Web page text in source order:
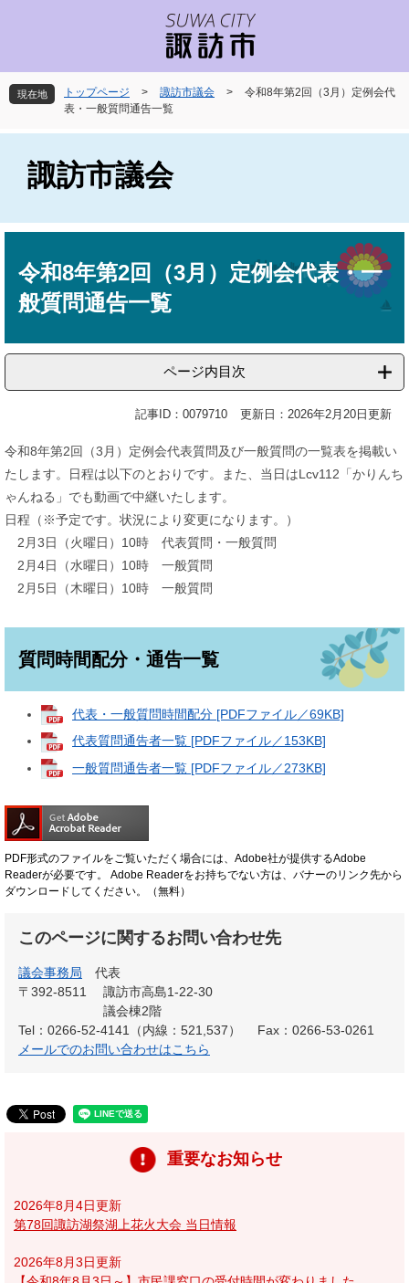
先
頭
を
飛
へ
現在地 トップページ > 諏訪市議会 >
令和8年第2回（3月）定例会代
表・一般質問通告一覧
諏訪市議会
令和8年第2回（3月）定例会代表・一
般質問通告一覧
ページ内目次
記事ID：0079710 更新日：2026年2月20日更新
令和8年第2回（3月）定例会代表質問及び一般質問の一覧表を掲載い
たします。日程は以下のとおりです。また、当日はLcv112「かりんち
ゃんねる」でも動画で中継いたします。
日程（※予定です。状況により変更になります。）
2月3日（火曜日）10時 代表質問・一般質問
2月4日（水曜日）10時 一般質問
2月5日（木曜日）10時 一般質問
質問時間配分・通告一覧
代表・一般質問時間配分 [PDFファイル／69KB]
代表質問通告者一覧 [PDFファイル／153KB]
一般質問通告者一覧 [PDFファイル／273KB]
PDF形式のファイルをご覧いただく場合には、Adobe社が提供するAdobe
Readerが必要です。
Adobe Readerをお持ちでない方は、バナーのリンク先から
ダウンロードしてください。（無料）
このページに関するお問い合わせ先
議会事務局
代表
〒392-8511
諏訪市高島1-22-30
議会棟2階
Tel：0266-52-4141（内線：521,537）
Fax：0266-53-0261
メールでのお問い合わせはこちら
重要なお知らせ
2026年8月4日更新
第78回諏訪湖祭湖上花火大会 当日情報
2026年8月3日更新